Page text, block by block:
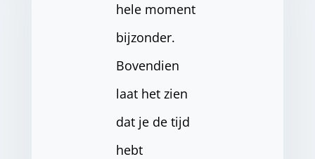
hele moment
bijzonder.
Bovendien
laat het zien
dat je de tijd
hebt